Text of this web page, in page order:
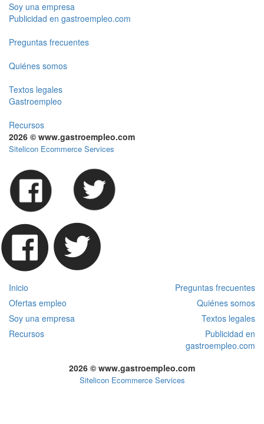
Soy una empresa
Publicidad en gastroempleo.com
Preguntas frecuentes
Quiénes somos
Textos legales
Gastroempleo
Recursos
2026 © www.gastroempleo.com
Sitelicon Ecommerce Services
Inicio
Preguntas frecuentes
Ofertas empleo
Quiénes somos
Soy una empresa
Textos legales
Recursos
Publicidad en
gastroempleo.com
2026 © www.gastroempleo.com
Sitelicon Ecommerce Services